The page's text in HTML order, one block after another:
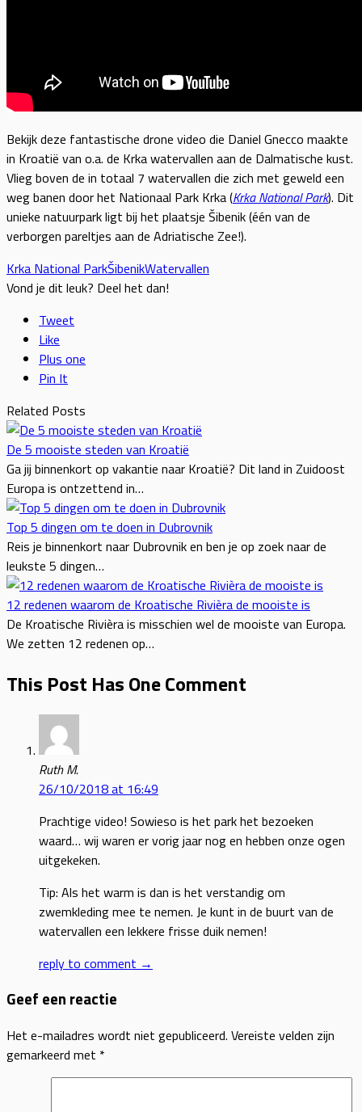
Bekijk deze fantastische drone video die Daniel Gnecco maakte
in Kroatië van o.a. de Krka watervallen aan de Dalmatische kust.
Vlieg boven de in totaal 7 watervallen die zich met geweld een
weg banen door het Nationaal Park Krka (Krka National Park). Dit
unieke natuurpark ligt bij het plaatsje Šibenik (één van de
verborgen pareltjes aan de Adriatische Zee!).
Krka National ParkŠibenikWatervallen
Vond je dit leuk? Deel het dan!
Tweet
Like
Plus one
Pin It
Related Posts
De 5 mooiste steden van Kroatië
Ga jij binnenkort op vakantie naar Kroatië? Dit land in Zuidoost
Europa is ontzettend in…
Top 5 dingen om te doen in Dubrovnik
Reis je binnenkort naar Dubrovnik en ben je op zoek naar de
leukste 5 dingen…
12 redenen waarom de Kroatische Rivièra de mooiste is
De Kroatische Rivièra is misschien wel de mooiste van Europa.
We zetten 12 redenen op…
This Post Has One Comment
Ruth M.
26/10/2018 at 16:49
Prachtige video! Sowieso is het park het bezoeken
waard… wij waren er vorig jaar nog en hebben onze ogen
uitgekeken.
Tip: Als het warm is dan is het verstandig om
zwemkleding mee te nemen. Je kunt in de buurt van de
watervallen een lekkere frisse duik nemen!
reply to comment →
Geef een reactie
Het e-mailadres wordt niet gepubliceerd. Vereiste velden zijn
gemarkeerd met *